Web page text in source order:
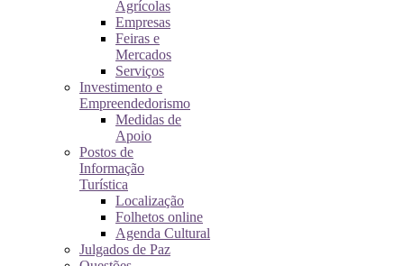
Agrícolas
Empresas
Feiras e
Mercados
Serviços
Investimento e
Empreendedorismo
Medidas de
Apoio
Postos de
Informação
Turística
Localização
Folhetos online
Agenda Cultural
Julgados de Paz